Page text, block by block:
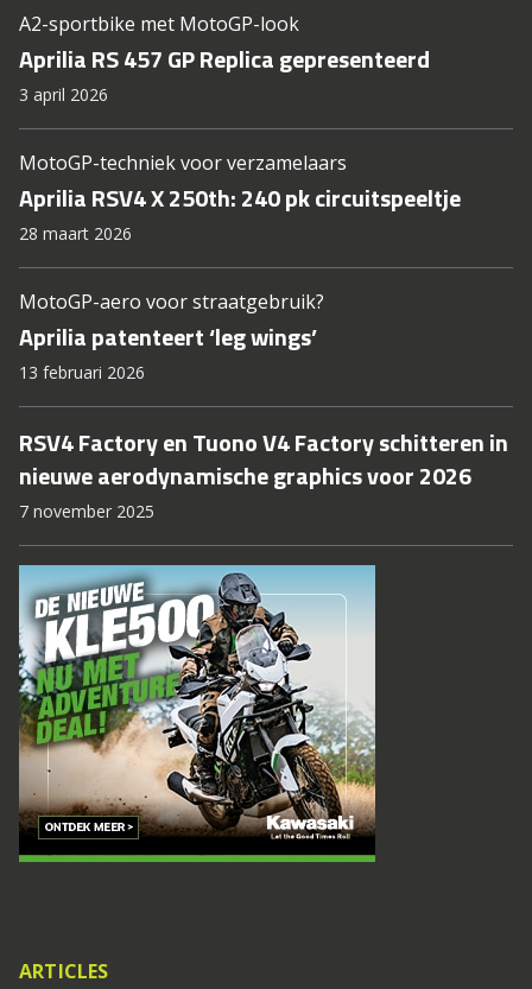
A2-sportbike met MotoGP-look
Aprilia RS 457 GP Replica gepresenteerd
3 april 2026
MotoGP-techniek voor verzamelaars
Aprilia RSV4 X 250th: 240 pk circuitspeeltje
28 maart 2026
MotoGP-aero voor straatgebruik?
Aprilia patenteert ‘leg wings’
13 februari 2026
RSV4 Factory en Tuono V4 Factory schitteren in
nieuwe aerodynamische graphics voor 2026
7 november 2025
ARTICLES